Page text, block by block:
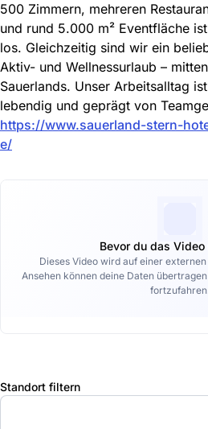
500 Zimmern, mehreren
und rund 5.000 m² Eventfläche
los. Gleichzeitig sind wir ein
Aktiv- und Wellnessurlaub –
Sauerlands. Unser Arbeitsalltag
lebendig und geprägt von
https://www.sauerland-stern-
e/
Bevor du das
Dieses Video wird auf einer
Ansehen können deine Daten
Standort filtern